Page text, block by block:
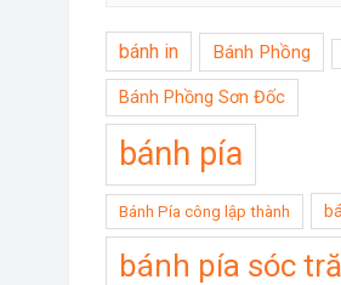
bánh in Bánh Phồng
Bánh Phồng Sơn Đốc
bánh pía
Bánh Pía công lập thành
bánh pía sóc